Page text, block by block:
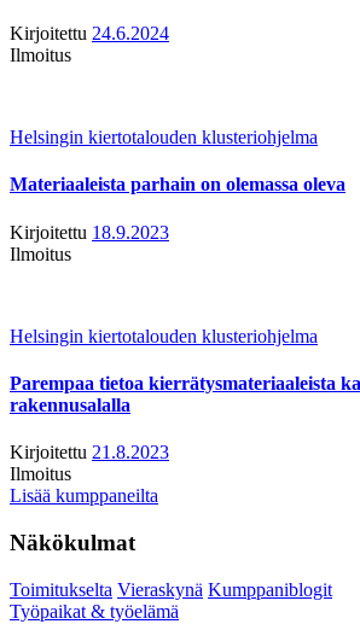
Kirjoitettu 24.6.2024
Ilmoitus
Helsingin kiertotalouden klusteriohjelma
Materiaaleista parhain on olemassa oleva
Kirjoitettu 18.9.2023
Ilmoitus
Helsingin kiertotalouden klusteriohjelma
Parempaa tietoa kierrätysmateriaaleista
rakennusalalla
Kirjoitettu 21.8.2023
Ilmoitus
Lisää kumppaneilta
Näkökulmat
Toimitukselta Vieraskynä Kumppaniblogit
Työpaikat & työelämä